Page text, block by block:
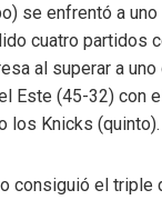
se enfrentó a
cuatro partidos
al superar a
Este (45-32) con
los Knicks (quinto).
consiguió el triple